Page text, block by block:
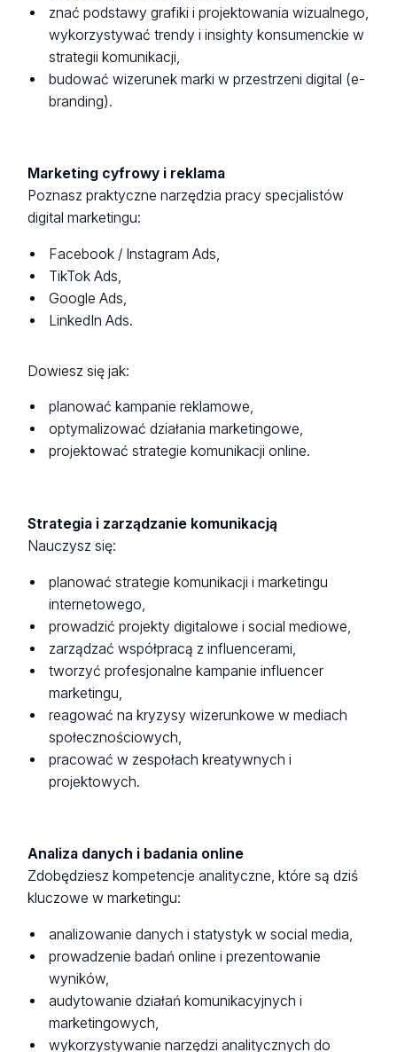
znać podstawy grafiki i projektowania wizualnego,
wykorzystywać trendy i insighty konsumenckie w
strategii komunikacji,
budować wizerunek marki w przestrzeni digital (e-
branding).
Marketing cyfrowy i reklama
Poznasz praktyczne narzędzia pracy specjalistów
digital marketingu:
Facebook / Instagram Ads,
TikTok Ads,
Google Ads,
LinkedIn Ads.
Dowiesz się jak:
planować kampanie reklamowe,
optymalizować działania marketingowe,
projektować strategie komunikacji online.
Strategia i zarządzanie komunikacją
Nauczysz się:
planować strategie komunikacji i marketingu
internetowego,
prowadzić projekty digitalowe i social mediowe,
zarządzać współpracą z influencerami,
tworzyć profesjonalne kampanie influencer
marketingu,
reagować na kryzysy wizerunkowe w mediach
społecznościowych,
pracować w zespołach kreatywnych i
projektowych.
Analiza danych i badania online
Zdobędziesz kompetencje analityczne, które są dziś
kluczowe w marketingu:
analizowanie danych i statystyk w social media,
prowadzenie badań online i prezentowanie
wyników,
audytowanie działań komunikacyjnych i
marketingowych,
wykorzystywanie narzędzi analitycznych do